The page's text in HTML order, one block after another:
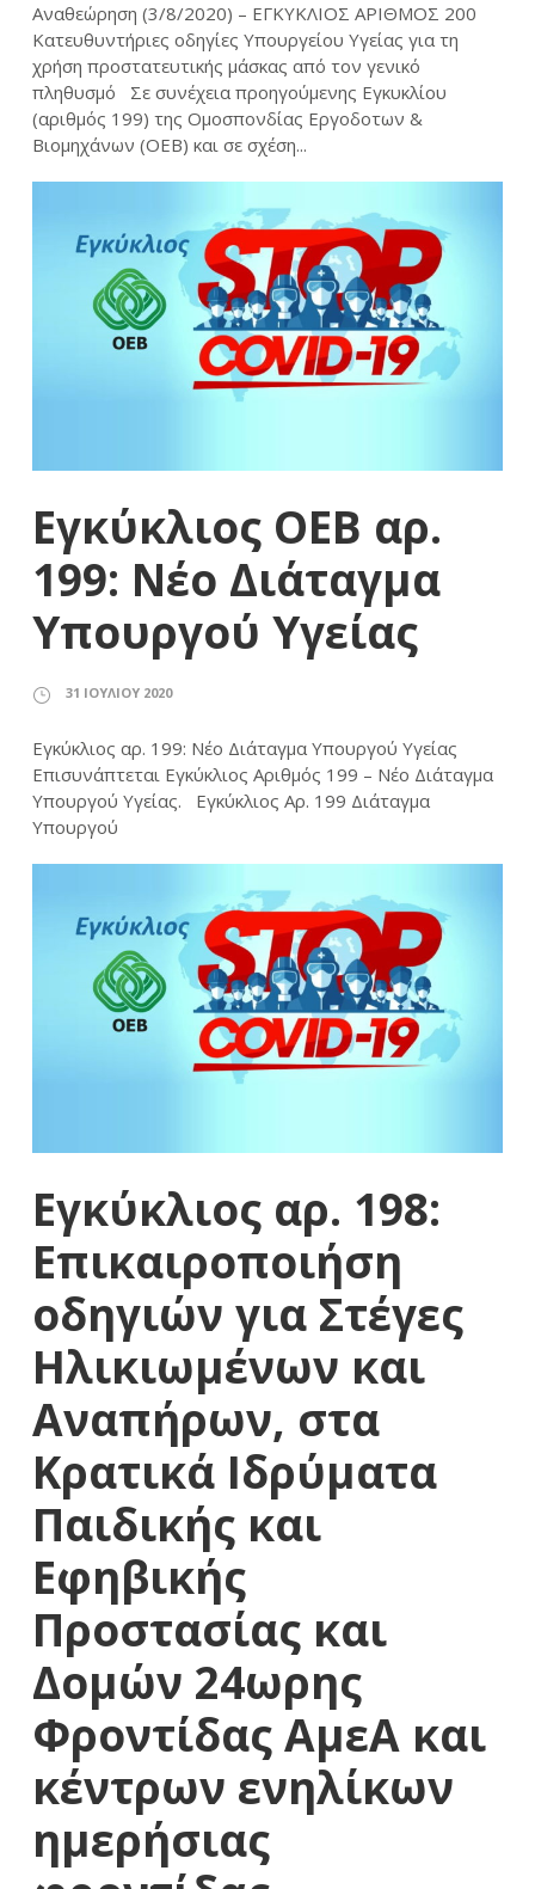
Αναθεώρηση (3/8/2020) – ΕΓΚΥΚΛΙΟΣ ΑΡΙΘΜΟΣ 200
Κατευθυντήριες οδηγίες Υπουργείου Υγείας για τη
χρήση προστατευτικής μάσκας από τον γενικό
πληθυσμό Σε συνέχεια προηγούμενης Εγκυκλίου
(αριθμός 199) της Ομοσπονδίας Εργοδοτων &
Βιομηχάνων (ΟΕΒ) και σε σχέση...
Εγκύκλιος ΟΕΒ αρ.
199: Νέο Διάταγμα
Υπουργού Υγείας
31 ΙΟΥΛΊΟΥ 2020
Εγκύκλιος αρ. 199: Νέο Διάταγμα Υπουργού Υγείας
Επισυνάπτεται Εγκύκλιος Αριθμός 199 – Νέο Διάταγμα
Υπουργού Υγείας. Εγκύκλιος Αρ. 199 Διάταγμα
Υπουργού
Εγκύκλιος αρ. 198:
Eπικαιροποιήση
οδηγιών για Στέγες
Ηλικιωμένων και
Αναπήρων, στα
Κρατικά Ιδρύματα
Παιδικής και
Εφηβικής
Προστασίας και
Δομών 24ωρης
Φροντίδας ΑμεΑ και
κέντρων ενηλίκων
ημερήσιας